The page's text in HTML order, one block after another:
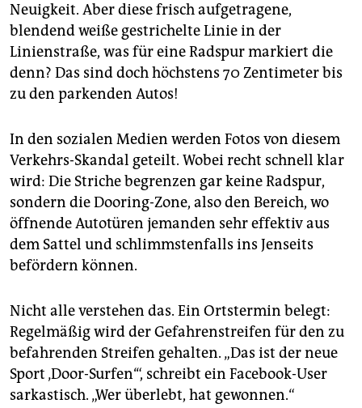
unterstützen
abo
genossenschaft
epaper login
Neuigkeit. Aber diese frisch aufgetragene,
blendend weiße gestrichelte Linie in der
Linienstraße, was für eine Radspur markiert die
denn? Das sind doch höchstens 70 Zentimeter bis
zu den parkenden Autos!
In den sozialen Medien werden Fotos von diesem
Verkehrs-Skandal geteilt. Wobei recht schnell klar
wird: Die Striche begrenzen gar keine Radspur,
sondern die Dooring-Zone, also den Bereich, wo
öffnende Autotüren jemanden sehr effektiv aus
dem Sattel und schlimmstenfalls ins Jenseits
befördern können.
Nicht alle verstehen das. Ein Ortstermin belegt:
Regelmäßig wird der Gefahrenstreifen für den zu
befahrenden Streifen gehalten. „Das ist der neue
Sport ‚Door-Surfen‘“, schreibt ein Facebook-User
sarkastisch. „Wer überlebt, hat gewonnen.“